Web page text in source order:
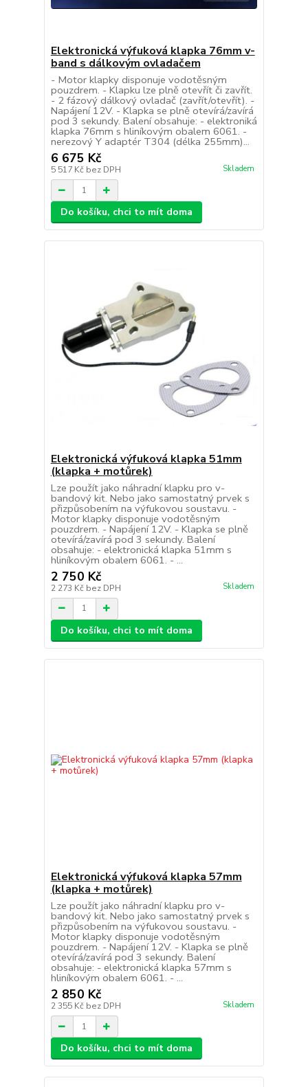
Elektronická výfuková klapka 76mm v-
band s dálkovým ovladačem
- Motor klapky disponuje vodotěsným
pouzdrem. - Klapku lze plně otevřít či zavřít.
- 2 fázový dálkový ovladač (zavřít/otevřít). -
Napájení 12V. - Klapka se plně otevírá/zavírá
pod 3 sekundy. Balení obsahuje: - elektroniká
klapka 76mm s hliníkovým obalem 6061. -
nerezový Y adaptér T304 (délka 255mm)...
6 675 Kč
5 517 Kč bez DPH Skladem
Do košíku, chci to mít doma
Elektronická výfuková klapka 51mm
(klapka + motůrek)
Lze použít jako náhradní klapku pro v-
bandový kit. Nebo jako samostatný prvek s
přizpůsobením na výfukovou soustavu. -
Motor klapky disponuje vodotěsným
pouzdrem. - Napájení 12V. - Klapka se plně
otevírá/zavírá pod 3 sekundy. Balení
obsahuje: - elektronická klapka 51mm s
hliníkovým obalem 6061. - ...
2 750 Kč
2 273 Kč bez DPH Skladem
Do košíku, chci to mít doma
Elektronická výfuková klapka 57mm
(klapka + motůrek)
Lze použít jako náhradní klapku pro v-
bandový kit. Nebo jako samostatný prvek s
přizpůsobením na výfukovou soustavu. -
Motor klapky disponuje vodotěsným
pouzdrem. - Napájení 12V. - Klapka se plně
otevírá/zavírá pod 3 sekundy. Balení
obsahuje: - elektronická klapka 57mm s
hliníkovým obalem 6061. - ...
2 850 Kč
2 355 Kč bez DPH Skladem
Do košíku, chci to mít doma